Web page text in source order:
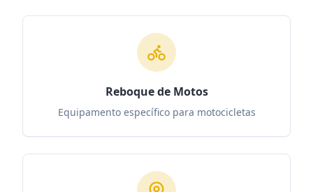
Reboque de Motos
Equipamento específico para motocicletas